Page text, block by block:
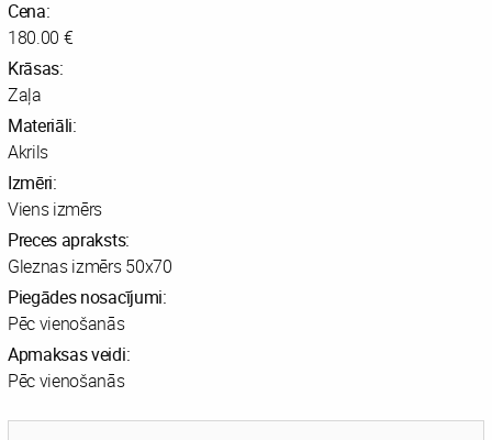
Cena:
180.00 €
Krāsas:
Zaļa
Materiāli:
Akrils
Izmēri:
Viens izmērs
Preces apraksts:
Gleznas izmērs 50x70
Piegādes nosacījumi:
Pēc vienošanās
Apmaksas veidi:
Pēc vienošanās